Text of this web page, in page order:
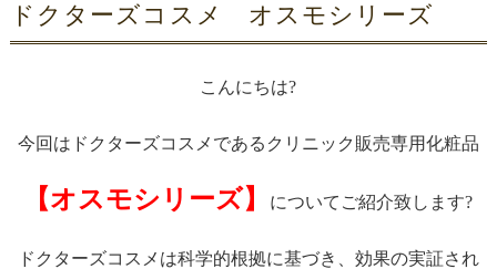
ドクターズコスメ オスモシリーズ
こんにちは?
今回はドクターズコスメであるクリニック販売専用化粧品
【オスモシリーズ】 についてご紹介致します?
ドクターズコスメは科学的根拠に基づき、効果の実証され